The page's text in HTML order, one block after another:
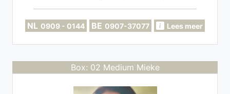
oor, als dat is wat de situatie vraagt.
NL 0909 - 0144 BE 0907-37077 Lees meer
Box: 02 Medium Mieke